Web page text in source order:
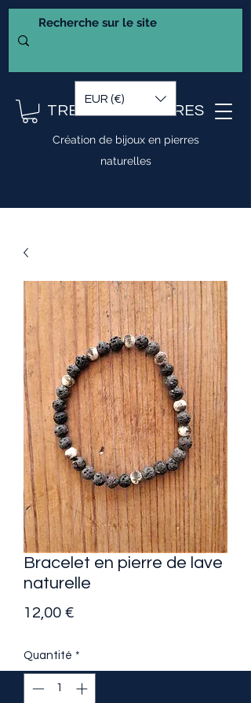
TRESOR DE PIERRES
Création de bijoux en pierres
naturelles
EUR (€)
Bracelet en pierre de lave
naturelle
12,00 €Prix
Quantité *